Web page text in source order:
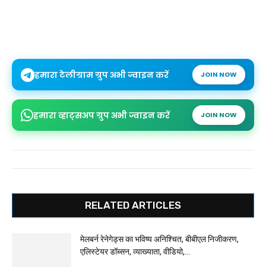
हमारा टेलीग्राम ग्रुप अभी ज्वाइन करें JOIN NOW
हमारा व्हाट्सअप ग्रुप अभी ज्वाइन करें JOIN NOW
RELATED ARTICLES
मेलबर्न रेनेगेड्स का भविष्य अनिश्चित, बीबीएल निजीकरण,
एलिस्टेयर डॉब्सन, व्याख्याता, वीडियो,...